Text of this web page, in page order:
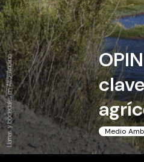
Llamas y bodedales en Alto Andino Medio